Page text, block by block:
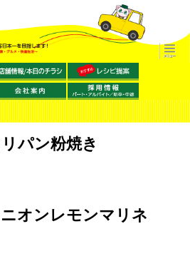
パン粉焼き
オンレモンマリネ